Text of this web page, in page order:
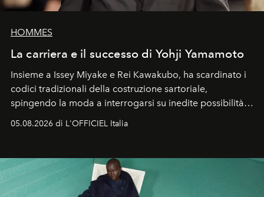
HOMMES
La carriera e il successo di Yohji Yamamoto
Insieme a Issey Miyake e Rei Kawakubo, ha scardinato i
codici tradizionali della costruzione sartoriale,
spingendo la moda a interrogarsi su inedite possibilità
formali e a ridefinire il concetto stesso di silhouette.
un’impronta indelebile nella storia della moda.
05.08.2026 di L'OFFICIEL Italia